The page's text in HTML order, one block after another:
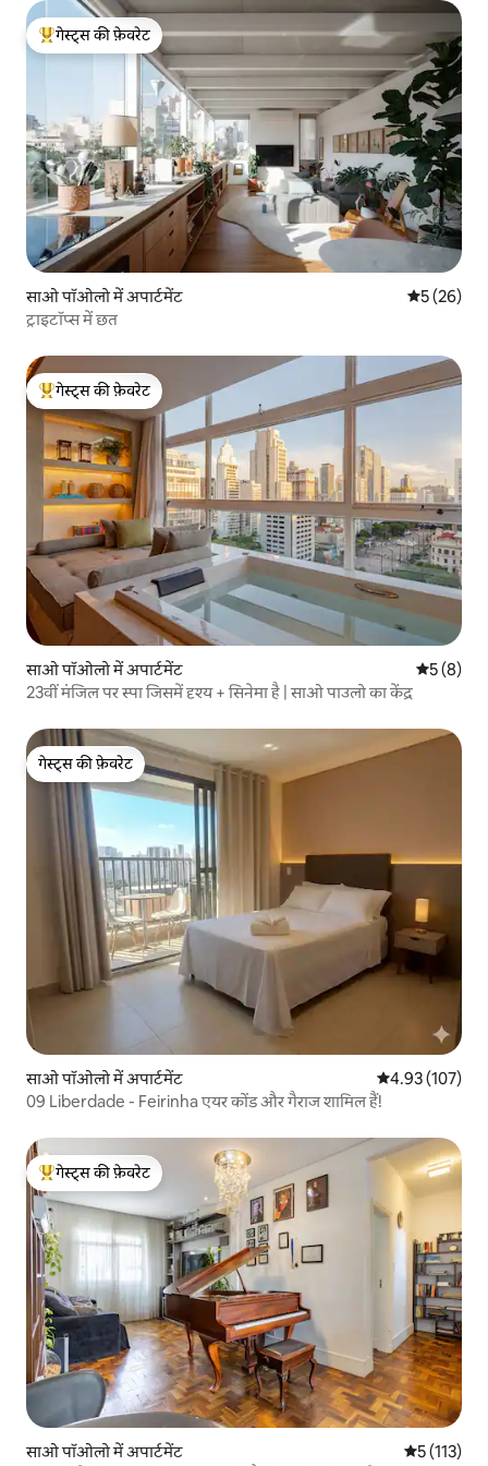
गेस्ट्स का टॉप फ़ेवरेट
गेस्ट्स की फ़ेवरेट
साओ पॉओलो में अपार्टमेंट औसत रेटिंग
5 (26)
ट्राइटॉप्स में छत
गेस्ट्स का टॉप फ़ेवरेट
गेस्ट्स की फ़ेवरेट
साओ पॉओलो में अपार्टमेंट औसत रेटिंग
5 (8)
23वीं मंजिल पर स्पा जिसमें दृश्य + सिनेमा है | साओ पाउलो का केंद्र
गेस्ट्स की फ़ेवरेट
गेस्ट्स की फ़ेवरेट
साओ पॉओलो में अपार्टमेंट औसत रेटिंग 5 में से
4.93 (107)
09 Liberdade - Feirinha एयर कोंड और गैराज शामिल हैं!
गेस्ट्स का टॉप फ़ेवरेट
गेस्ट्स की फ़ेवरेट
साओ पॉओलो में अपार्टमेंट औसत रेटिंग 5
5 (113)